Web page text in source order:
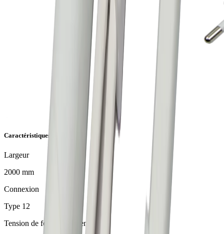
Caractéristiques de l'article
Largeur
2000 mm
Connexion
Type 12
Tension de fonctionnement